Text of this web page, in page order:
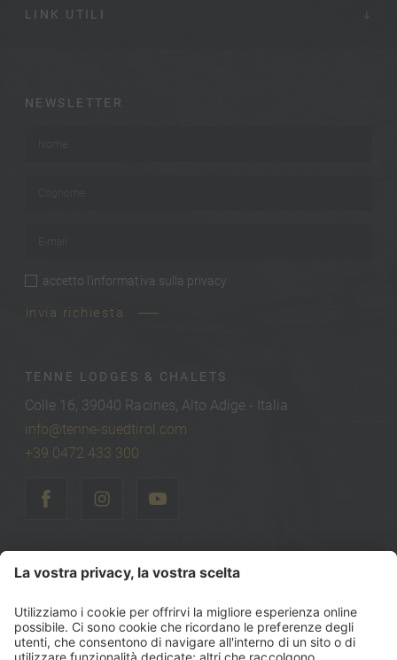
LINK UTILI
NEWSLETTER
privacy
accetto l’informativa sulla privacy
invia richiesta
TENNE LODGES & CHALETS
Colle 16, 39040 Racines, Alto Adige - Italia
info@tenne-suedtirol.com
+39 0472 433 300